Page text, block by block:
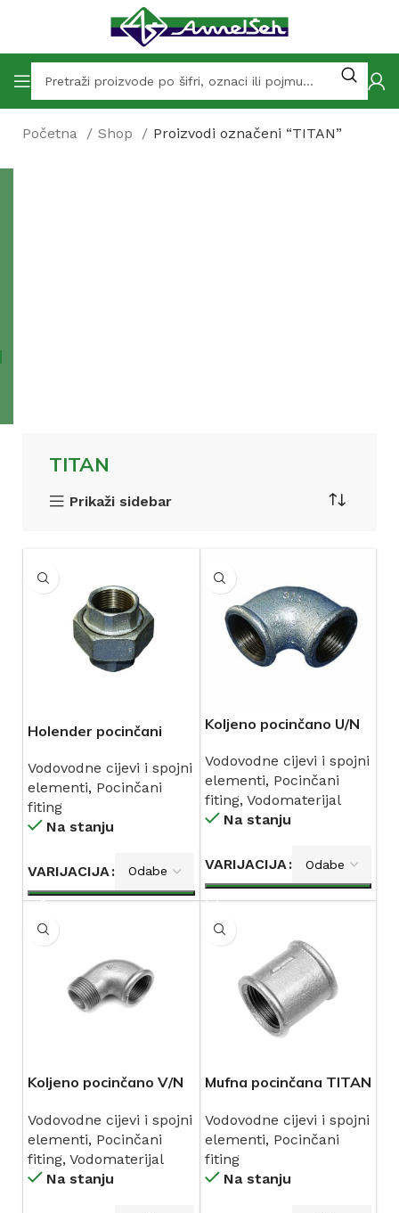
Početna Shop Proizvodi označeni “TITAN”
TITAN
Prikaži sidebar
Holender pocinčani
Vodovodne cijevi i spojni
elementi, Pocinčani
fiting
Na stanju
VARIJACIJA
Koljeno pocinčano U/N
Vodovodne cijevi i spojni
elementi, Pocinčani
fiting, Vodomaterijal
Na stanju
VARIJACIJA
Koljeno pocinčano V/N
Vodovodne cijevi i spojni
elementi, Pocinčani
fiting, Vodomaterijal
Na stanju
Mufna pocinčana TITAN
Vodovodne cijevi i spojni
elementi, Pocinčani
fiting
Na stanju